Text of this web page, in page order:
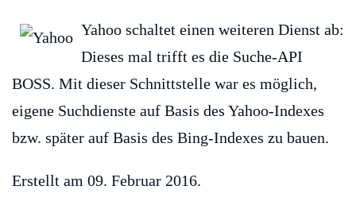
Yahoo schaltet einen weiteren Dienst ab:
Dieses mal trifft es die Suche-API
BOSS. Mit dieser Schnittstelle war es möglich,
eigene Suchdienste auf Basis des Yahoo-Indexes
bzw. später auf Basis des Bing-Indexes zu bauen.
Erstellt am 09. Februar 2016.